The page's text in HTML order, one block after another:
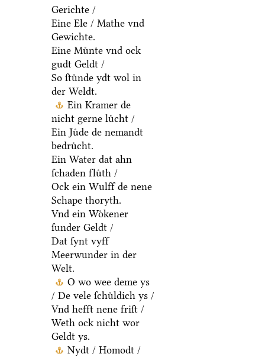
Gerichte /
Eine Ele / Mathe vnd
Gewichte.
Eine Muͤnte vnd ock
gudt Geldt /
So ſtuͤnde ydt wol in
der Weldt.
Ein Kramer de
nicht gerne luͤcht /
Ein Juͤde de nemandt
bedruͤcht.
Ein Water dat ahn
ſchaden fluͤth /
Ock ein Wulff de nene
Schape thoryth.
Vnd ein Woͤkener
ſunder Geldt /
Dat ſynt vyff
Meerwunder in der
Welt.
O wo wee deme ys
/ De vele ſchuͤldich ys /
Vnd hefft nene friſt /
Weth ock nicht wor
Geldt ys.
Nydt / Homodt /